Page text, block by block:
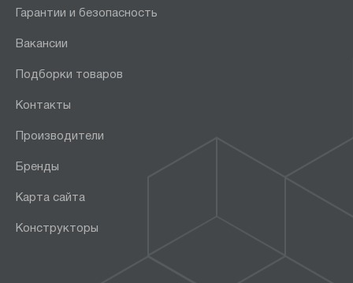
Гарантии и безопасность
Вакансии
Подборки товаров
Контакты
Производители
Бренды
Карта сайта
Конструкторы